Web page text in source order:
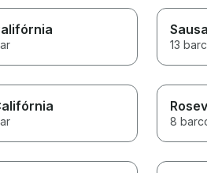
13
8